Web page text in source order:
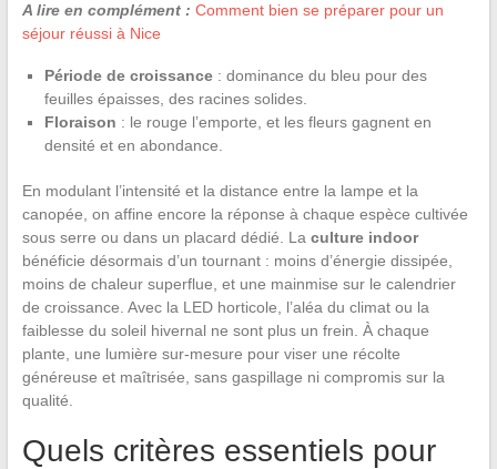
A lire en complément : Comment bien se préparer pour un
séjour réussi à Nice
Période de croissance: dominance du bleu pour des
feuilles épaisses, des racines solides.
Floraison : le rouge l’emporte, et les fleurs gagnent en
densité et en abondance.
En modulant l’intensité et la distance entre la lampe et la
canopée, on affine encore la réponse à chaque espèce cultivée
sous serre ou dans un placard dédié. La culture indoor
bénéficie désormais d’un tournant : moins d’énergie dissipée,
moins de chaleur superflue, et une mainmise sur le calendrier
de croissance. Avec la LED horticole, l’aléa du climat ou la
faiblesse du soleil hivernal ne sont plus un frein. À chaque
plante, une lumière sur-mesure pour viser une récolte
généreuse et maîtrisée, sans gaspillage ni compromis sur la
qualité.
Quels critères essentiels pour